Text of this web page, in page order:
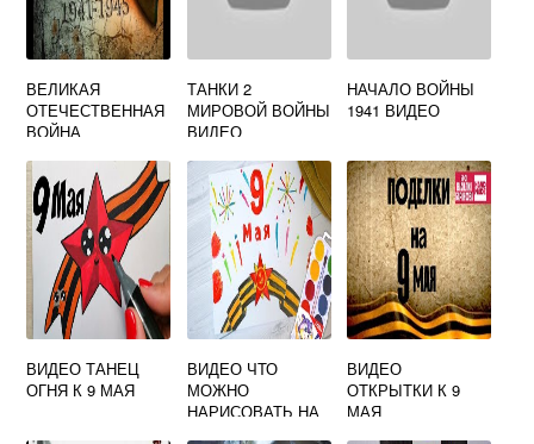
ВЕЛИКАЯ
ОТЕЧЕСТВЕННАЯ
ВОЙНА
КЛАСС
ОКРУЖАЮЩИЙ
МИР ШКОЛА
РОССИИ
ТАНКИ 2
МИРОВОЙ ВОЙНЫ
ВИДЕО
НАЧАЛО ВОЙНЫ
1941 ВИДЕО
ВИДЕО ТАНЕЦ
ОГНЯ К 9 МАЯ
ВИДЕО ЧТО
МОЖНО
НАРИСОВАТЬ НА
ВИДЕО
ОТКРЫТКИ К 9
МАЯ